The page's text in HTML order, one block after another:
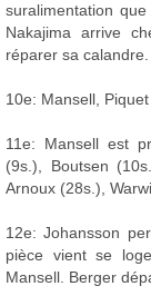
suralimentation
Nakajima arrive
réparer sa calandre.
10e: Mansell,
11e: Mansell est
(9s.), Boutsen
Arnoux (28s.),
12e: Johansson
pièce vient se
Mansell. Berger